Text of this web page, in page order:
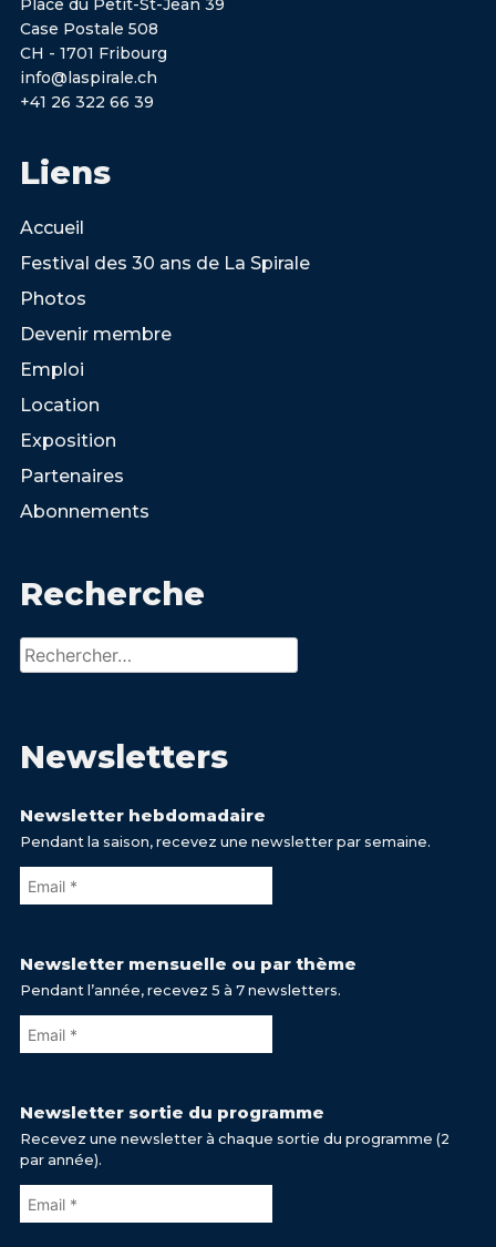
Place du Petit-St-Jean 39
Case Postale 508
CH - 1701 Fribourg
info@laspirale.ch
+41 26 322 66 39
Liens
Accueil
Festival des 30 ans de La Spirale
Photos
Devenir membre
Emploi
Location
Exposition
Partenaires
Abonnements
Recherche
Rechercher :
Newsletters
Newsletter hebdomadaire
Pendant la saison, recevez une newsletter par semaine.
Newsletter mensuelle ou par thème
Pendant l’année, recevez 5 à 7 newsletters.
Newsletter sortie du programme
Recevez une newsletter à chaque sortie du programme (2
par année).